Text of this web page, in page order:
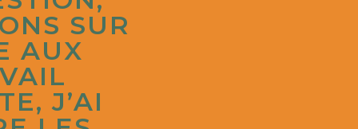
SUR
AUX
J’AI